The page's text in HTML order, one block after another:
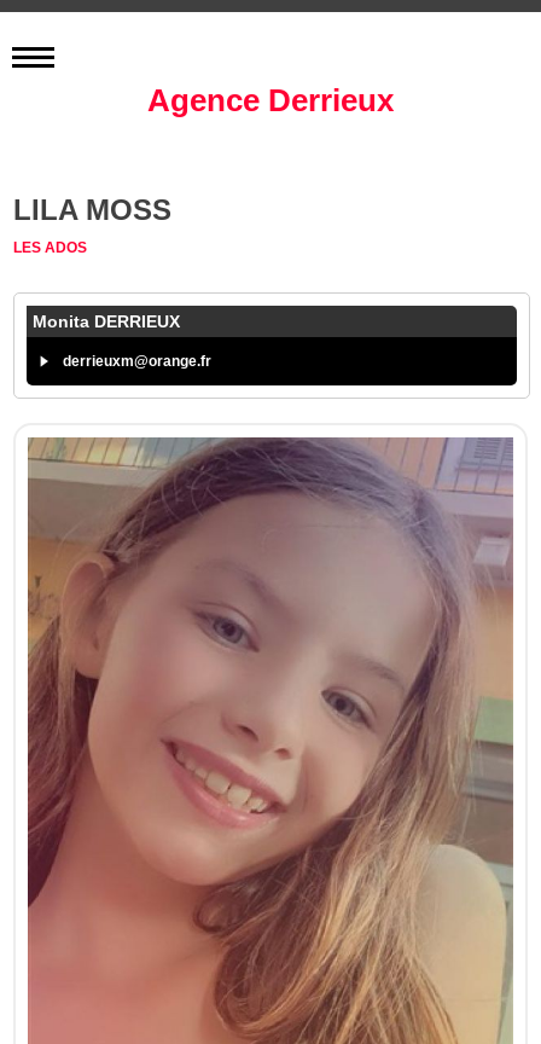
Agence Derrieux
LILA MOSS
LES ADOS
Monita DERRIEUX
derrieuxm@orange.fr